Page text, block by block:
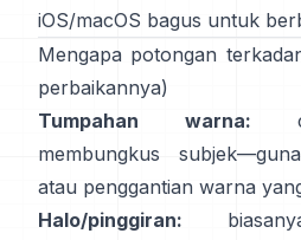
iOS/macOS bagus untuk
Mengapa potongan
perbaikannya)
Tumpahan warna:
membungkus
atau penggantian warna
Halo/pinggiran: